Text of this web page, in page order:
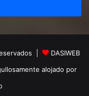
|
DASIWEB
alojado por